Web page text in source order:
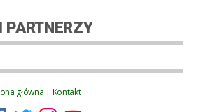
PARTNERZY
główna | Kontakt